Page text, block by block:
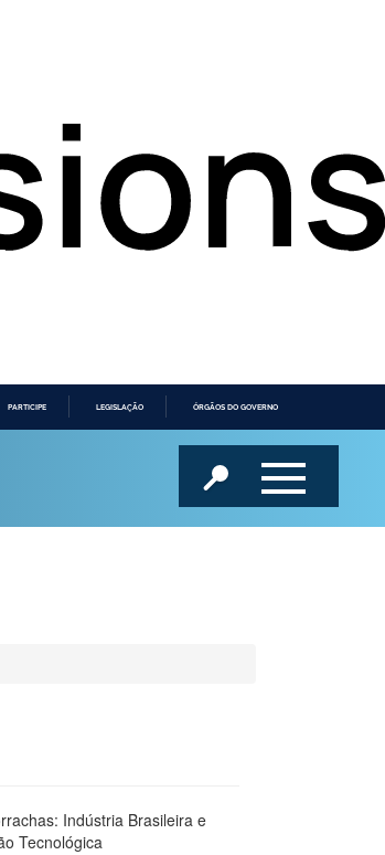
PARTICIPE LEGISLAÇÃO ÓRGÃOS DO GOVERNO
Indústria Brasileira e
Tecnológica